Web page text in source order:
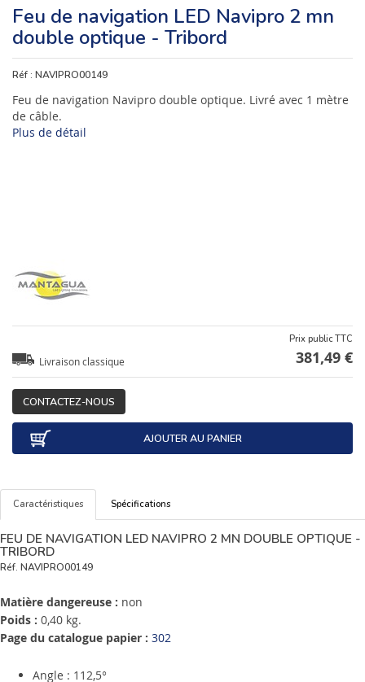
Feu de navigation LED Navipro 2 mn
double optique - Tribord
Réf : NAVIPRO00149
Feu de navigation Navipro double optique. Livré avec 1 mètre
de câble.
Plus de détail
Livraison classique
Prix public TTC
381,49 €
CONTACTEZ-NOUS
AJOUTER AU PANIER
Caractéristiques Spécifications
FEU DE NAVIGATION LED NAVIPRO 2 MN DOUBLE OPTIQUE -
TRIBORD
Réf. NAVIPRO00149
Matière dangereuse : non
Poids : 0,40 kg.
Page du catalogue papier : 302
Angle : 112,5°